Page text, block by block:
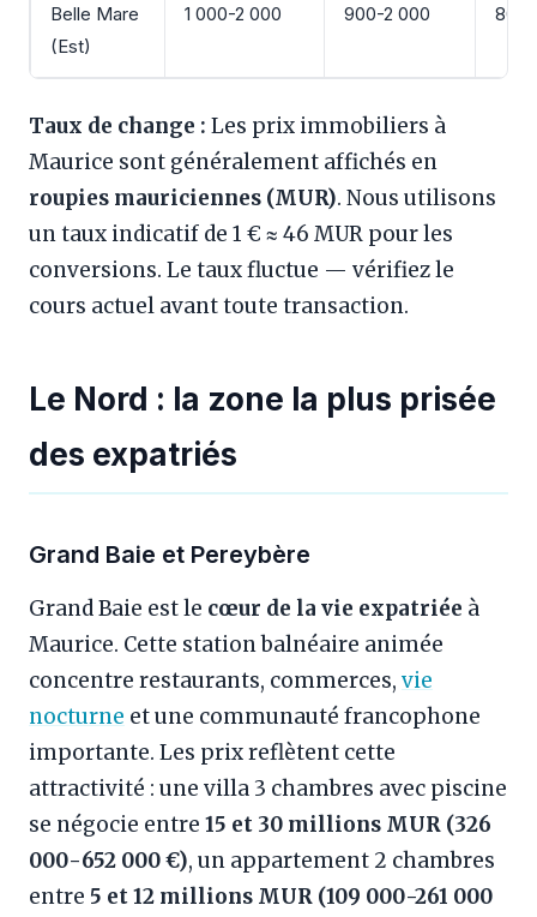
Belle Mare
(Est)
1 000-2 000 900-2 000 80-
Taux de change : Les prix immobiliers à
Maurice sont généralement affichés en
roupies mauriciennes (MUR). Nous utilisons
un taux indicatif de 1 € ≈ 46 MUR pour les
conversions. Le taux fluctue — vérifiez le
cours actuel avant toute transaction.
Le Nord : la zone la plus prisée
des expatriés
Grand Baie et Pereybère
Grand Baie est le cœur de la vie expatriée à
Maurice. Cette station balnéaire animée
concentre restaurants, commerces, vie
nocturne et une communauté francophone
importante. Les prix reflètent cette
attractivité : une villa 3 chambres avec piscine
se négocie entre 15 et 30 millions MUR (326
000-652 000 €), un appartement 2 chambres
entre 5 et 12 millions MUR (109 000-261 000